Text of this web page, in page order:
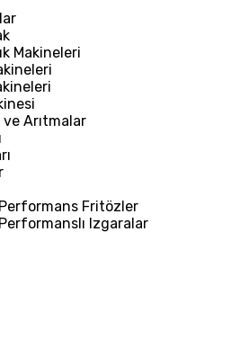
Makineleri
Arıtmalar
Fritözler
Izgaralar